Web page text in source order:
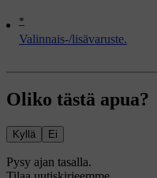
*
Valinnais-/lisävaruste.
Oliko tästä apua?
Kyllä Ei